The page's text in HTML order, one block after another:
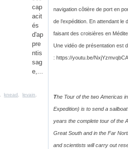
cap
acit
és
d'ap
pre
ntis
sag
e,...
,knead ,levain
navigation côtière de port en
de l’expédition. En attendant
faisant des croisières en
Une vidéo de présentation est
: https://youtu.be/NxjYzmvqbCA
The Tour of the two Americas
Expedition) is to send a
years the complete tour of the
Great South and in the Far
and scientists will carry out